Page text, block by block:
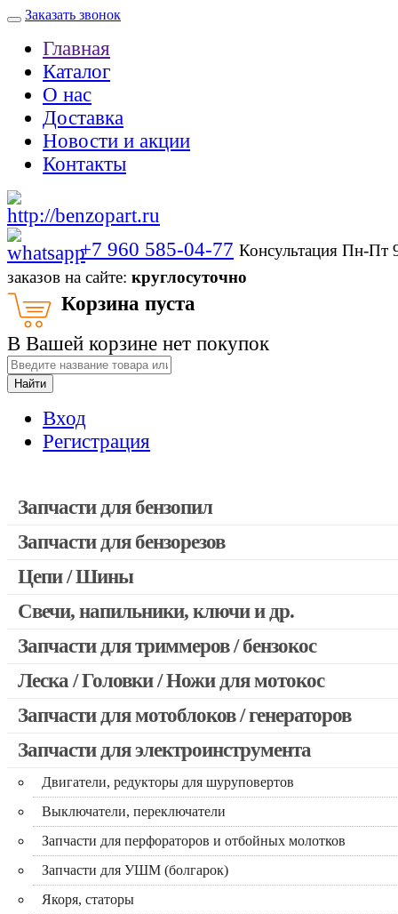
Заказать звонок
Главная
Каталог
О нас
Доставка
Новости и акции
Контакты
+7 960 585-04-77 Консультация Пн-
заказов на сайте: круглосуточно
Корзина пуста
В Вашей корзине нет покупок
Найти
Вход
Регистрация
Запчасти для бензопил
Запчасти для бензопил Stihl
Запчасти для бензопил Husqvarna, Partner
Запчасти для бензопил Oleo-mac, Echo и др.
Запчасти для бензорезов
Цепи / Шины
Свечи, напильники, ключи и др.
Запчасти для триммеров / бензокос
Запчасти для Китайских триммеров
Запчасти для мотокос Stihl / Husqvarna / Oleo-mac / Echo и
Леска / Головки / Ножи для мотокос
Запчасти для мотоблоков / генераторов
Запчасти для электроинструмента
Двигатели, редукторы для шуруповертов
Выключатели, переключатели
Запчасти для перфораторов и отбойных молотков
Запчасти для УШМ (болгарок)
Якоря, статоры